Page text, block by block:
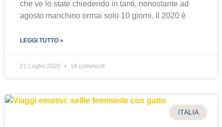
che ve lo state chiedendo in tanti, nonostante ad
agosto manchino ormai solo 10 giorni. Il 2020 è
LEGGI TUTTO »
21 Luglio 2020 18 commenti
ITALIA